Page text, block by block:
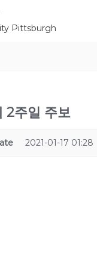
Pittsburgh
2주일 주보
2021-01-17 01:28